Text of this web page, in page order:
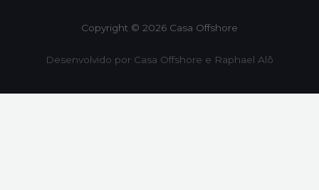
Copyright © 2026 Casa Offshore
Desenvolvido por Casa Offshore e Raphael Alô